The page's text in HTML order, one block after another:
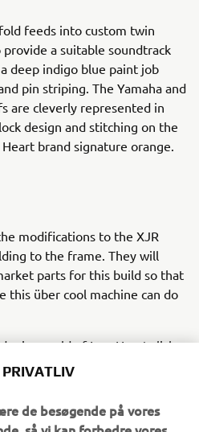
feeds into custom twin
a suitable soundtrack
deep indigo blue paint job
pin striping. The Yamaha and
are cleverly represented in
design and stitching on the
brand signature orange.
modifications to the XJR
to the frame. They will
parts for this build so that
this über cool machine can do
world of Iron Heart click
de besøgende på vores